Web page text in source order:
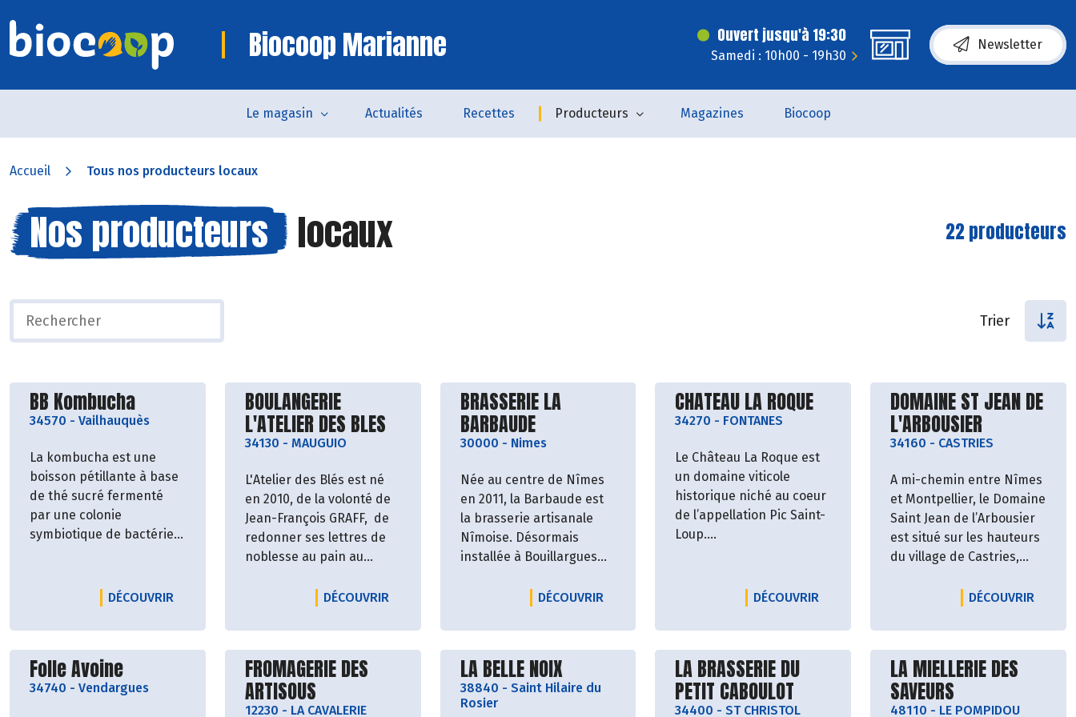
Biocoop Marianne Ouvert jusqu'à 19:30
Samedi : 10h00 - 19h30
Newsletter
Le magasin Actualités Recettes Producteurs Magazines Biocoop
Accueil Tous nos producteurs locaux
Nos producteurs locaux 22 producteurs
Trier
Découvrir le producteur
BB Kombucha
34570 - Vailhauquès
La kombucha est une
boisson pétillante à base
de thé sucré fermenté
par une colonie
symbiotique de bactéries
japonais "thé d'algues".
Un producteur de boisson
100% naturelle et peu
sucrée découvert sous le
soleil de Santa barbara
par le cofondateur Brice
DÉCOUVRIRLE PRODUCTEUR BB KOMBUCHA
Découvrir le producteur
BOULANGERIE
L'ATELIER DES BLES
34130 - MAUGUIO
L'Atelier des Blés est né
en 2010, de la volonté de
Jean-François GRAFF, de
redonner ses lettres de
noblesse au pain au
bois. Il a fallu opérer un
pain, seulement quatre
ingrédients, de la farine,
du levain naturel et
vivant, de l'eau et du sel,
et une bonne dose de
DÉCOUVRIRLE PRODUCTEUR BOULANGERIE L'ATELIER DES BLES
Découvrir le producteur
BRASSERIE LA
BARBAUDE
30000 - Nimes
Née au centre de Nîmes
en 2011, la Barbaude est
la brasserie artisanale
Nîmoise. Désormais
installée à Bouillargues
le chemin des canaux
est ancrée dans son
territoire.
Nous proposons une
gamme permanente de 9
DÉCOUVRIR LE PRODUCTEUR BRASSERIE LA BARBAUDE
Découvrir le producteur
CHATEAU LA ROQUE
34270 - FONTANES
Le Château La Roque est
un domaine viticole
historique niché au coeur
de l’appellation Pic Saint-
Loup.
préservé, offrant une
interaction unique entre
minéral et végétal, vignes
et bois. Les vestiges d’un
château féodal
témoignent avec fierté
d’une histoire forte liée à
DÉCOUVRIR LE PRODUCTEUR CHATEAU LA ROQUE
Découvrir le
DOMAINE ST JEAN DE
L'ARBOUSIER
34160 - CASTRIES
A mi-chemin entre Nîmes
et Montpellier, le Domaine
Saint Jean de l’Arbousier
est situé sur les hauteurs
du village de Castries,
montagne. Cette
Templiers datant de 1235,
appartient à la famille
depuis 4 générations.
Passés d’une agriculture
DÉCOUVRIRLE
Découvrir le producteur
Folle Avoine
34740 - Vendargues
Découvrir le producteur
FROMAGERIE DES
ARTISOUS
12230 - LA CAVALERIE
Découvrir le producteur
LA BELLE NOIX
38840 - Saint Hilaire du
Rosier
Découvrir le producteur
LA BRASSERIE DU
PETIT CABOULOT
34400 - ST CHRISTOL
Découvrir le
LA MIELLERIE DES
SAVEURS
48110 - LE POMPIDOU